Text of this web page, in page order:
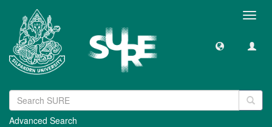
Advanced Search